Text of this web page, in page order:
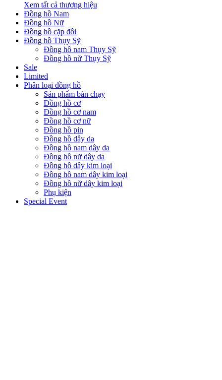
Xem tất cả thương hiệu
Đồng hồ Nam
Đồng hồ Nữ
Đồng hồ cặp đôi
Đồng hồ Thụy Sỹ
Đồng hồ nam Thụy Sỹ
Đồng hồ nữ Thụy Sỹ
Sale
Limited
Phân loại đồng hồ
Sản phẩm bán chạy
Đồng hồ cơ
Đồng hồ cơ nam
Đồng hồ cơ nữ
Đồng hồ pin
Đồng hồ dây da
Đồng hồ nam dây da
Đồng hồ nữ dây da
Đồng hồ dây kim loại
Đồng hồ nam dây kim loại
Đồng hồ nữ dây kim loại
Phụ kiện
Special Event